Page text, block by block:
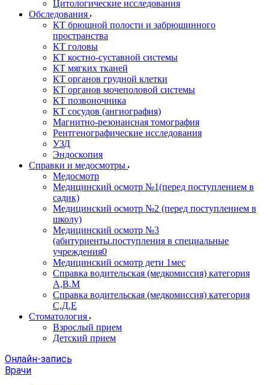
Цитологические исследования
Обследования
КТ брюшной полости и забрюшинного
пространства
КТ головы
КТ костно-суставной системы
КТ мягких тканей
КТ органов грудной клетки
КТ органов мочеполовой системы
КТ позвоночника
КТ сосудов (ангиография)
Магнитно-резонансная томография
Рентгенографические исследования
УЗД
Эндоскопия
Справки и медосмотры
Медосмотр
Медицинский осмотр №1(перед поступлением в
садик)
Медицинский осмотр №2 (перед поступлением в
школу)
Медицинский осмотр №3
(абитуриенты.поступления в специальные
учреждения0
Медицинский осмотр дети 1мес
Справка водительская (медкомиссия) категория
А,В.М
Справка водительская (медкомиссия) категория
С,Д,Е
Стоматология
Взрослый прием
Детский прием
Онлайн-запись
Врачи